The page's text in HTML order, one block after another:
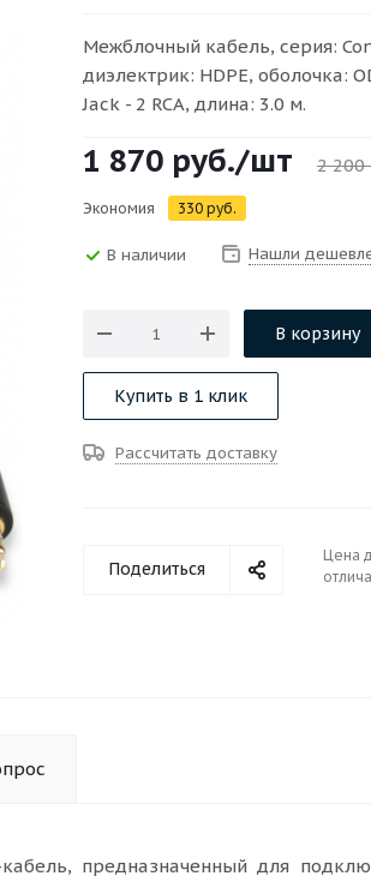
Межблочный кабель, серия:
диэлектрик: HDPE, оболочка:
Jack - 2 RCA, длина: 3.0 м.
1 870 руб./шт 2 200
Экономия 330 руб.
В наличии Нашли
В корзину
Купить в 1 клик
Рассчитать доставку
Поделиться
Цена
предназначенный для